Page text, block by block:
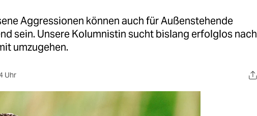
Aggressionen können auch für Außenstehende
sein. Unsere Kolumnistin sucht bislang erfolglos nach
umzugehen.
Uhr